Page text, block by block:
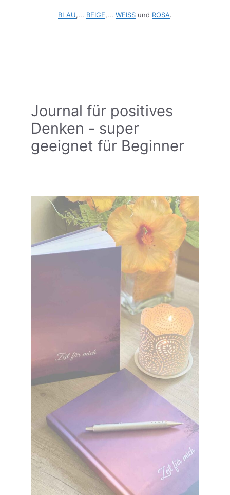
BLAU,... BEIGE,... WEISS und ROSA.
Journal für positives
Denken - super
geeignet für Beginner